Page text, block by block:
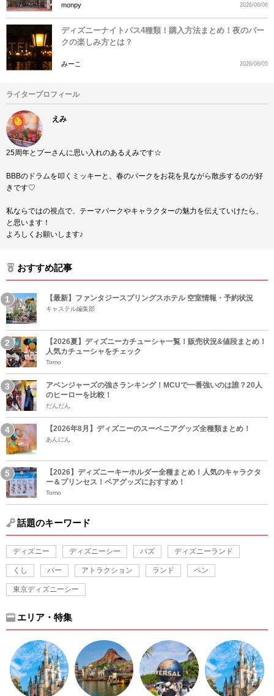
monpy 2026/08/06
ディズニーナイトパス4種類！購入方法まとめ！夜のパー
クの楽しみ方とは？
みーこ 2026/08/05
ライタープロフィール
えみ
25周年とプーさんに思い入れのあるえみです☆
BBBのドラムを叩くミッキーと、春のパークをお花を見ながら散歩するのが好
きです♡
私ならではの視点で、テーマパークやキャラクターの魅力を伝えていけたら、
と思います！
よろしくお願いします♪
おすすめ記事
【最新】ファンタジースプリングスホテル 空室情報・予約状況
キャステル編集部
【2026夏】ディズニーカチューシャ一覧！販売状況&値段まとめ！
人気カチューシャをチェック
Tomo
アベンジャーズの強さランキング！MCUで一番強いのは誰？20人
のヒーローを比較！
だんだん
【2026年8月】ディズニーのスーベニアグッズ全種類まとめ！
あんにん
【2026】ディズニーキーホルダー全種まとめ！人気のキャラクタ
ー＆プリンセス！ペアグッズにおすすめ！
Tomo
話題のキーワード
ディズニー ディズニーシー バズ ディズニーランド
くし バー アトラクション ランド ペン
東京ディズニーシー
エリア・特集